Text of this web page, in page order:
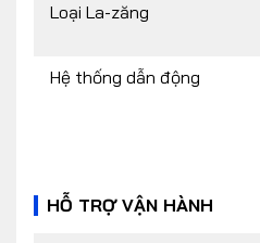
Loại La-zăng
Hệ thống dẫn động
HỖ TRỢ VẬN HÀNH